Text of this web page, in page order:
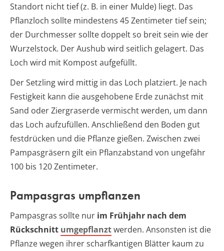
Standort nicht tief (z. B. in einer Mulde) liegt. Das
Pflanzloch sollte mindestens 45 Zentimeter tief sein;
der Durchmesser sollte doppelt so breit sein wie der
Wurzelstock. Der Aushub wird seitlich gelagert. Das
Loch wird mit Kompost aufgefüllt.
Der Setzling wird mittig in das Loch platziert. Je nach
Festigkeit kann die ausgehobene Erde zunächst mit
Sand oder Ziergraserde vermischt werden, um dann
das Loch aufzufüllen. Anschließend den Boden gut
festdrücken und die Pflanze gießen. Zwischen zwei
Pampasgräsern gilt ein Pflanzabstand von ungefähr
100 bis 120 Zentimeter.
Pampasgras umpflanzen
Pampasgras sollte nur im Frühjahr nach dem
Rückschnitt umgepflanztwerden. Ansonsten ist die
Pflanze wegen ihrer scharfkantigen Blätter kaum zu